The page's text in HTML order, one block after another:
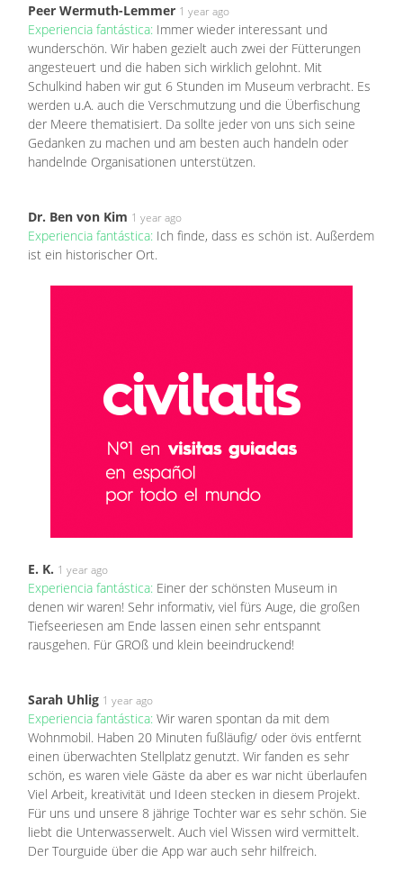
Peer Wermuth-Lemmer 1 year ago
Experiencia fantástica: Immer wieder interessant und
wunderschön. Wir haben gezielt auch zwei der Fütterungen
angesteuert und die haben sich wirklich gelohnt. Mit
Schulkind haben wir gut 6 Stunden im Museum verbracht. Es
werden u.A. auch die Verschmutzung und die Überfischung
der Meere thematisiert. Da sollte jeder von uns sich seine
Gedanken zu machen und am besten auch handeln oder
handelnde Organisationen unterstützen.
Dr. Ben von Kim 1 year ago
Experiencia fantástica: Ich finde, dass es schön ist. Außerdem
ist ein historischer Ort.
E. K. 1 year ago
Experiencia fantástica: Einer der schönsten Museum in
denen wir waren! Sehr informativ, viel fürs Auge, die großen
Tiefseeriesen am Ende lassen einen sehr entspannt
rausgehen. Für GROß und klein beeindruckend!
Sarah Uhlig 1 year ago
Experiencia fantástica: Wir waren spontan da mit dem
Wohnmobil. Haben 20 Minuten fußläufig/ oder övis entfernt
einen überwachten Stellplatz genutzt. Wir fanden es sehr
schön, es waren viele Gäste da aber es war nicht überlaufen
Viel Arbeit, kreativität und Ideen stecken in diesem Projekt.
Für uns und unsere 8 jährige Tochter war es sehr schön. Sie
liebt die Unterwasserwelt. Auch viel Wissen wird vermittelt.
Der Tourguide über die App war auch sehr hilfreich.